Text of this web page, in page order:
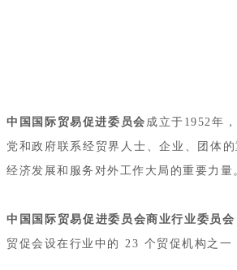
中国国际贸易促进委员会 成立于1952年，
党和政府联系经贸界人士、企业、团体
经济发展和服务对外工作大局的重要力量
中国国际贸易促进委员会商业行业委员会
贸促会设在行业中的 23 个贸促机构之